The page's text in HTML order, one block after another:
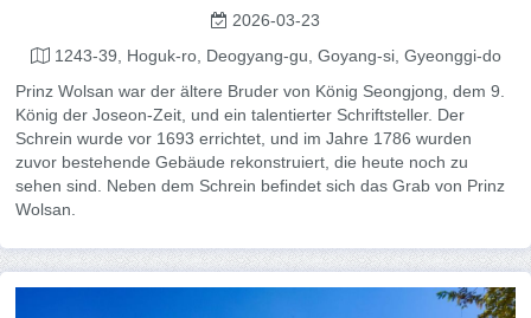
2026-03-23
1243-39, Hoguk-ro, Deogyang-gu, Goyang-si, Gyeonggi-do
Prinz Wolsan war der ältere Bruder von König Seongjong, dem 9.
König der Joseon-Zeit, und ein talentierter Schriftsteller. Der
Schrein wurde vor 1693 errichtet, und im Jahre 1786 wurden
zuvor bestehende Gebäude rekonstruiert, die heute noch zu
sehen sind. Neben dem Schrein befindet sich das Grab von Prinz
Wolsan.